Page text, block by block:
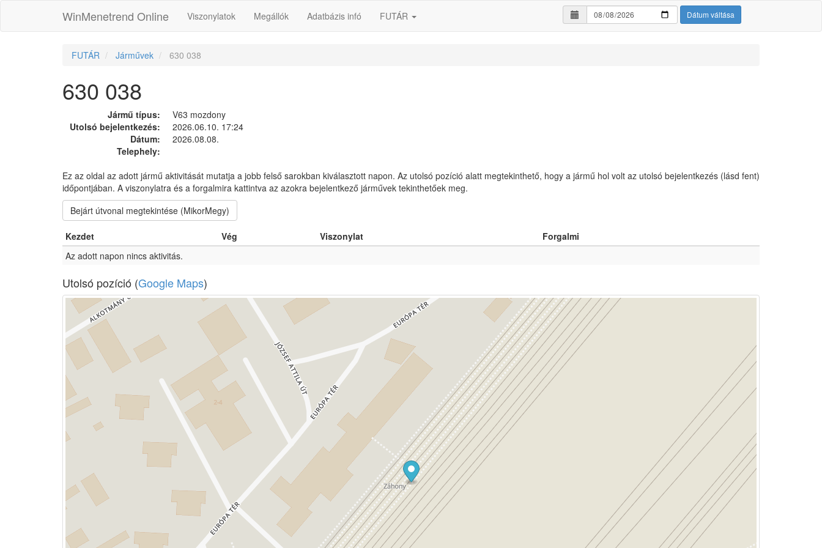
WinMenetrend Online Viszonylatok Megállók Adatbázis infó FUTÁR Dátum váltása
FUTÁR Járművek 630 038
630 038
Jármű típus:
V63 mozdony
Utolsó bejelentkezés:
2026.06.10. 17:24
Dátum:
2026.08.08.
Telephely:
Ez az oldal az adott jármű aktivitását mutatja a jobb felső sarokban kiválasztott napon. Az utolsó pozíció alatt megtekinthető, hogy a jármű hol volt az utolsó bejelentkezés (lásd fent)
időpontjában. A viszonylatra és a forgalmira kattintva az azokra bejelentkező járművek tekinthetőek meg.
Bejárt útvonal megtekintése (MikorMegy)
Kezdet Vég Viszonylat
Forgalmi
Az adott napon nincs aktivitás.
Utolsó pozíció (Google Maps)